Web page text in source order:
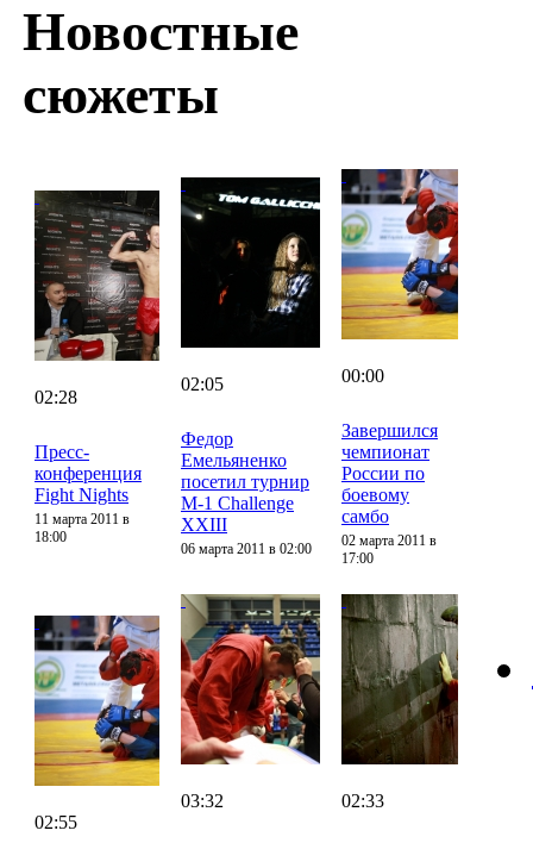
Новостные
сюжеты
02:28
Пресс-
конференция
Fight Nights
11 марта 2011 в
18:00
02:05
Федор
Емельяненко
посетил турнир
M-1 Challenge
XXIII
06 марта 2011 в 02:00
00:00
Завершился
чемпионат
России по
боевому
самбо
02 марта 2011 в
17:00
02:55
03:32 02:33